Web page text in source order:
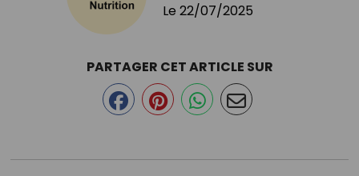
Le 22/07/2025
PARTAGER CET ARTICLE SUR